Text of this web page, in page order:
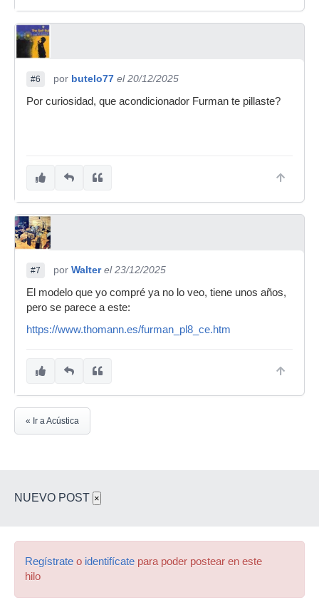
#6 por butelo77 el 20/12/2025
Por curiosidad, que acondicionador Furman te pillaste?
#7 por Walter el 23/12/2025
El modelo que yo compré ya no lo veo, tiene unos años,
pero se parece a este:
https://www.thomann.es/furman_pl8_ce.htm
« Ir a Acústica
NUEVO POST ×
Regístrate o identifícate para poder postear en este
hilo